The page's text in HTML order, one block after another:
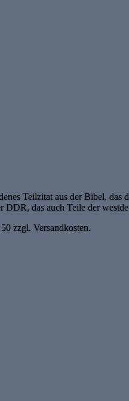
Teilzitat aus der Bibel,
das auch Teile der
zzgl. Versandkosten.